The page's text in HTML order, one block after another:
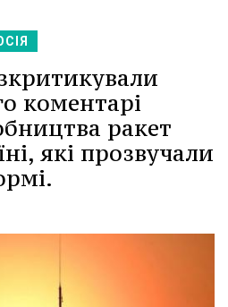
коментарі
ракет
які прозвучали